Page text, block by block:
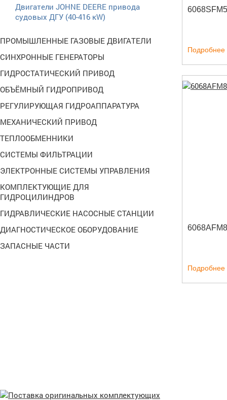
Двигатели JOHNE DEERE привода
судовых ДГУ (40-416 кW)
ПРОМЫШЛЕННЫЕ ГАЗОВЫЕ ДВИГАТЕЛИ
СИНХРОННЫЕ ГЕНЕРАТОРЫ
ГИДРОСТАТИЧЕСКИЙ ПРИВОД
ОБЪЁМНЫЙ ГИДРОПРИВОД
РЕГУЛИРУЮЩАЯ ГИДРОАППАРАТУРА
МЕХАНИЧЕСКИЙ ПРИВОД
ТЕПЛООБМЕННИКИ
СИСТЕМЫ ФИЛЬТРАЦИИ
ЭЛЕКТРОННЫЕ СИСТЕМЫ УПРАВЛЕНИЯ
КОМПЛЕКТУЮЩИЕ ДЛЯ
ГИДРОЦИЛИНДРОВ
ГИДРАВЛИЧЕСКИЕ НАСОСНЫЕ СТАНЦИИ
ДИАГНОСТИЧЕСКОЕ ОБОРУДОВАНИЕ
ЗАПАСНЫЕ ЧАСТИ
Подробнее
Подробнее